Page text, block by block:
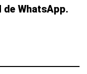
WhatsApp.